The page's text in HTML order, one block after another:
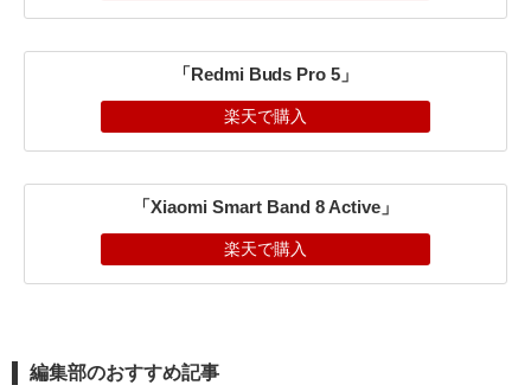
「Redmi Buds Pro 5」
楽天で購入
「Xiaomi Smart Band 8 Active」
楽天で購入
編集部のおすすめ記事